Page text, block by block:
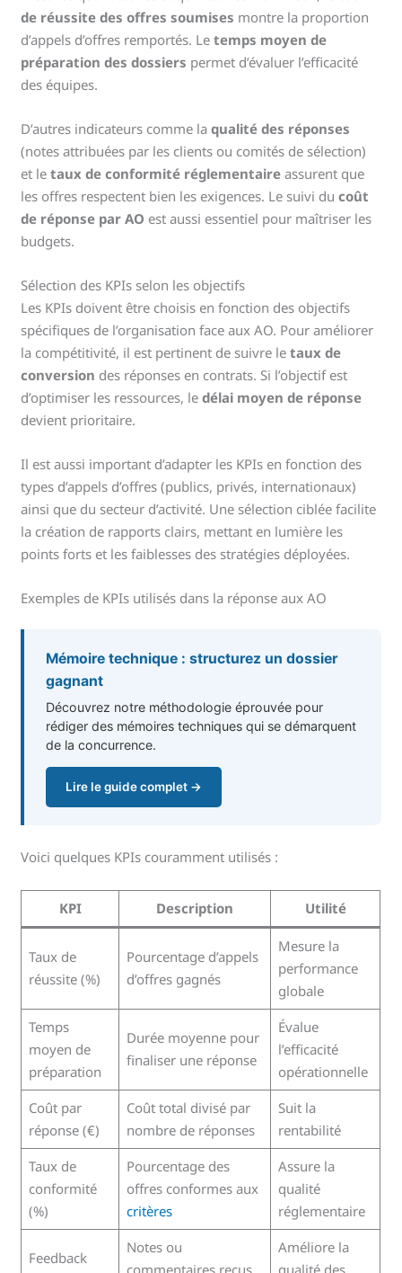
de réussite des offres soumises montre la proportion
d’appels d’offres remportés. Letemps moyen de
préparation des dossiers permet d’évaluer l’efficacité
des équipes.
D’autres indicateurs comme laqualité des réponses
(notes attribuées par les clients ou comités de sélection)
et letaux de conformité réglementaire assurent que
les offres respectent bien les exigences. Le suivi ducoût
de réponse par AO est aussi essentiel pour maîtriser les
budgets.
Sélection des KPIs selon les objectifs
Les KPIs doivent être choisis en fonction des objectifs
spécifiques de l’organisation face aux AO. Pour améliorer
la compétitivité, il est pertinent de suivre letaux de
conversion des réponses en contrats. Si l’objectif est
d’optimiser les ressources, ledélai moyen de réponse
devient prioritaire.
Il est aussi important d’adapter les KPIs en fonction des
types d’appels d’offres (publics, privés, internationaux)
ainsi que du secteur d’activité. Une sélection ciblée facilite
la création de rapports clairs, mettant en lumière les
points forts et les faiblesses des stratégies déployées.
Exemples de KPIs utilisés dans la réponse aux AO
Mémoire technique : structurez un dossier
gagnant
Découvrez notre méthodologie éprouvée pour
rédiger des mémoires techniques qui se démarquent
de la concurrence.
Lire le guide complet →
Voici quelques KPIs couramment utilisés :
KPI Description Utilité
Taux de
réussite (%)
Pourcentage d’appels
d’offres gagnés
Mesure la
performance
globale
Temps
moyen de
préparation
Durée moyenne pour
finaliser une réponse
Évalue
l’efficacité
opérationnelle
Coût par
réponse (€)
Coût total divisé par
nombre de réponses
Suit la
rentabilité
Taux de
conformité
(%)
Pourcentage des
offres conformes aux
critères
Assure la
qualité
réglementaire
Feedback
Notes ou
commentaires reçus
Améliore la
qualité des